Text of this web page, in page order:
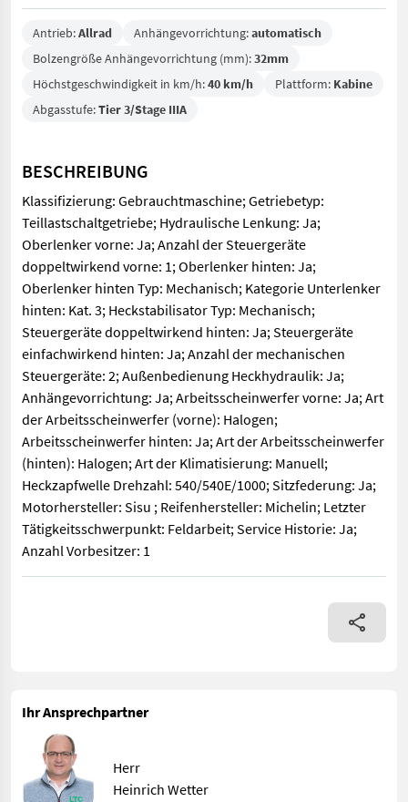
Antrieb:Allrad Anhängevorrichtung:automatisch
Bolzengröße Anhängevorrichtung (mm):32mm
Höchstgeschwindigkeit in km/h:40 km/h Plattform: Kabine
Abgasstufe:Tier 3/Stage IIIA
BESCHREIBUNG
Klassifizierung: Gebrauchtmaschine; Getriebetyp:
Teillastschaltgetriebe; Hydraulische Lenkung: Ja;
Oberlenker vorne: Ja; Anzahl der Steuergeräte
doppeltwirkend vorne: 1; Oberlenker hinten: Ja;
Oberlenker hinten Typ: Mechanisch; Kategorie Unterlenker
hinten: Kat. 3; Heckstabilisator Typ: Mechanisch;
Steuergeräte doppeltwirkend hinten: Ja; Steuergeräte
einfachwirkend hinten: Ja; Anzahl der mechanischen
Steuergeräte: 2; Außenbedienung Heckhydraulik: Ja;
Anhängevorrichtung: Ja; Arbeitsscheinwerfer vorne: Ja; Art
der Arbeitsscheinwerfer (vorne): Halogen;
Arbeitsscheinwerfer hinten: Ja; Art der Arbeitsscheinwerfer
(hinten): Halogen; Art der Klimatisierung: Manuell;
Heckzapfwelle Drehzahl: 540/540E/1000; Sitzfederung: Ja;
Motorhersteller: Sisu ; Reifenhersteller: Michelin; Letzter
Tätigkeitsschwerpunkt: Feldarbeit; Service Historie: Ja;
Anzahl Vorbesitzer: 1
Klassifizierung: Gebrauchtmaschine; Getriebetyp:
Ihr Ansprechpartner
Herr
Heinrich Wetter